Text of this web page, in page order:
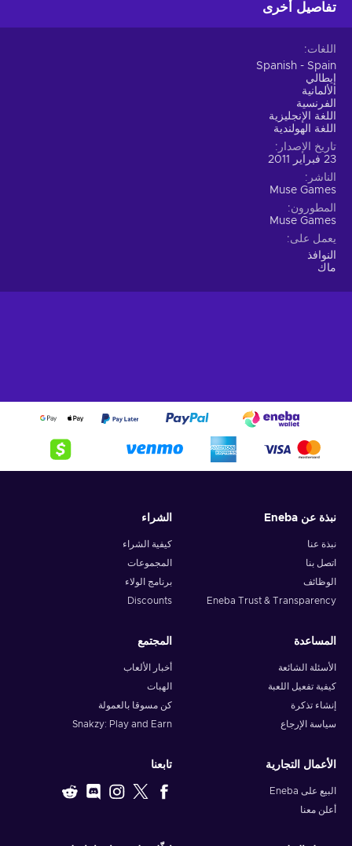
تفاصيل أخرى
اللغات
Spanish - Spain
إيطالي
الألمانية
الفرنسية
اللغة الإنجليزية
اللغة الهولندية
تاريخ الإصدار
23 فبراير 2011
الناشر
Muse Games
المطورون
Muse Games
يعمل على
النوافذ
ماك
نبذة عن Eneba
نبذة عنا
اتصل بنا
الوظائف
Eneba Trust & Transparency
الشراء
كيفية الشراء
المجموعات
برنامج الولاء
Discounts
المساعدة
الأسئلة الشائعة
كيفية تفعيل اللعبة
إنشاء تذكرة
سياسة الإرجاع
المجتمع
أخبار الألعاب
الهبات
كن مسوقا بالعمولة
Snakzy: Play and Earn
الأعمال التجارية
البيع على Eneba
أعلن معنا
تابعنا